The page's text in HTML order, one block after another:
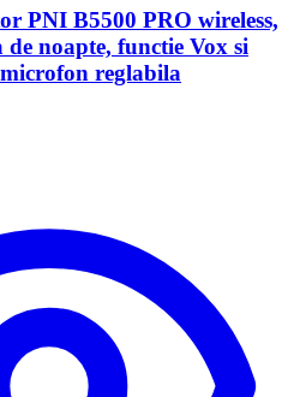
PNI B5500 PRO wireless,
noapte, functie Vox si
reglabila